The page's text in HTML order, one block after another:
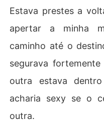
Estava prestes a
apertar a minha
caminho até o
segurava
outra estava
acharia sexy se o
outra.